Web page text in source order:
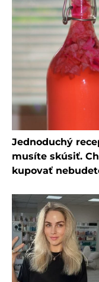
Jednoduchý
musíte skúsiť.
kupovať